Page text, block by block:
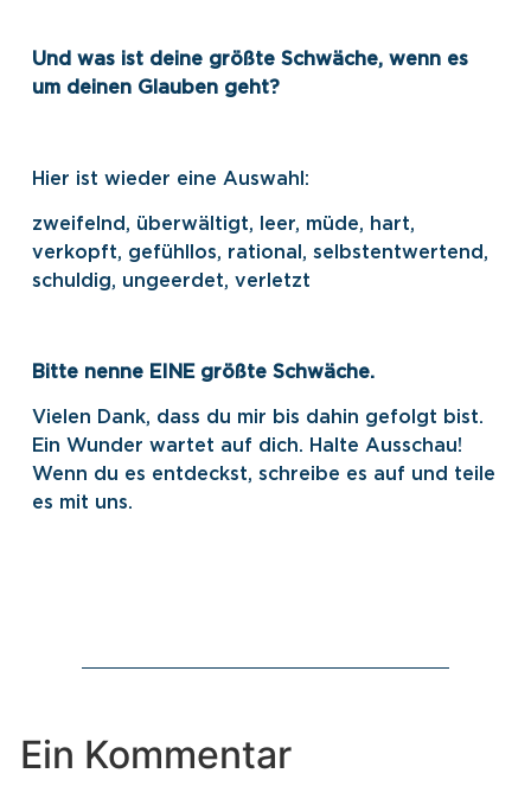
Und was ist deine größte Schwäche, wenn es
um deinen Glauben geht?
Hier ist wieder eine Auswahl:
zweifelnd, überwältigt, leer, müde, hart,
verkopft, gefühllos, rational, selbstentwertend,
schuldig, ungeerdet, verletzt
Bitte nenne EINE größte Schwäche.
Vielen Dank, dass du mir bis dahin gefolgt bist.
Ein Wunder wartet auf dich. Halte Ausschau!
Wenn du es entdeckst, schreibe es auf und teile
es mit uns.
Ein Kommentar